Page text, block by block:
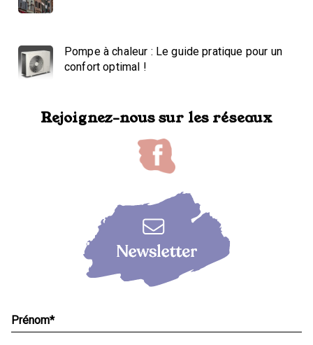
Pompe à chaleur : Le guide pratique pour un
confort optimal !
Rejoignez-nous sur les réseaux